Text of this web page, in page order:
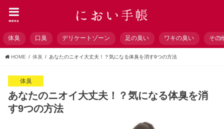
menu
体臭 口臭 デリケートゾーン 足の臭い ワキの臭い その
HOME 体臭 あなたのニオイ大丈夫！？気になる体臭を消す9つの方法
体臭
あなたのニオイ大丈夫！？気になる体臭を消
す9つの方法